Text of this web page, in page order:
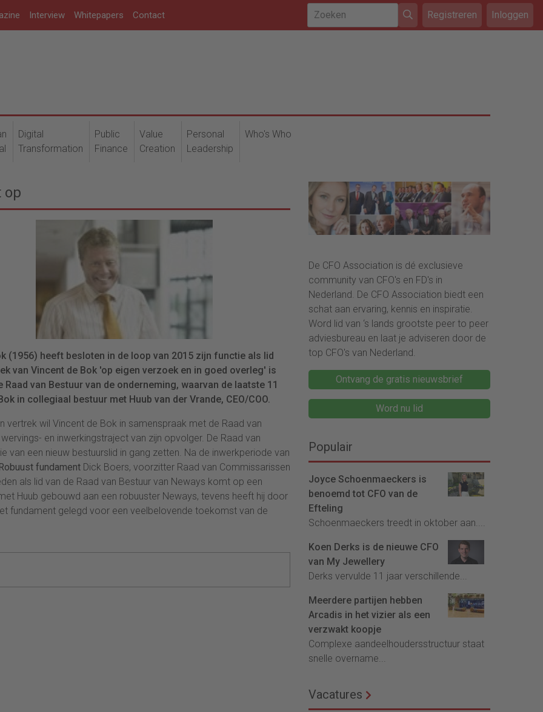
Interview Whitepapers Contact Registreren Inloggen
Digital
Transformation
Public
Finance
Value
Creation
Personal
Leadership
Who's Who
op
(1956) heeft besloten in de loop van 2015 zijn functie als lid
van Vincent de Bok 'op eigen verzoek en in goed overleg' is
van Bestuur van de onderneming, waarvan de laatste 11
in collegiaal bestuur met Huub van der Vrande, CEO/COO.
vertrek wil Vincent de Bok in samenspraak met de Raad van
en inwerkingstraject van zijn opvolger. De Raad van
een nieuw bestuurslid in gang zetten. Na de inwerkperiode van
Robuust fundament Dick Boers, voorzitter Raad van Commissarissen
als lid van de Raad van Bestuur van Neways komt op een
Huub gebouwd aan een robuuster Neways, tevens heeft hij door
fundament gelegd voor een veelbelovende toekomst van de
De CFO Association is dé exclusieve
community van CFO's en FD's in
Nederland. De CFO Association biedt een
schat aan ervaring, kennis en inspiratie.
Word lid van ‘s lands grootste peer to peer
adviesbureau en laat je adviseren door de
top CFO's van Nederland.
Ontvang de gratis nieuwsbrief
Word nu lid
Populair
Joyce Schoenmaeckers is
benoemd tot CFO van de
Efteling
Schoenmaeckers treedt in oktober aan....
Koen Derks is de nieuwe CFO
van My Jewellery
Derks vervulde 11 jaar verschillende...
Meerdere partijen hebben
Arcadis in het vizier als een
verzwakt koopje
Complexe aandeelhoudersstructuur staat
snelle overname...
Vacatures